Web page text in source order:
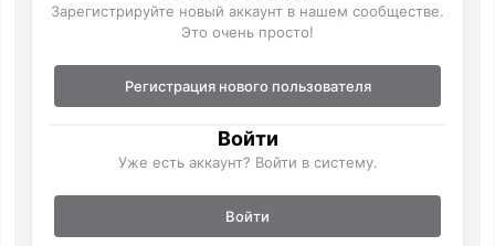
Зарегистрируйте новый аккаунт в нашем сообществе.
Это очень просто!
Регистрация нового пользователя
Войти
Уже есть аккаунт? Войти в систему.
Войти